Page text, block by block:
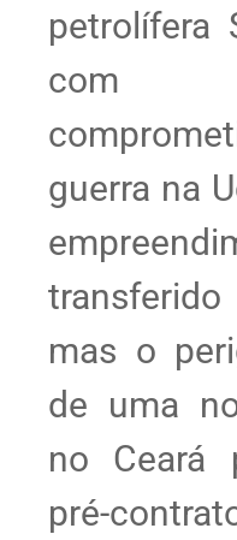
petrolífera
com
guerra na
mas o
de uma
no Ceará
pré-